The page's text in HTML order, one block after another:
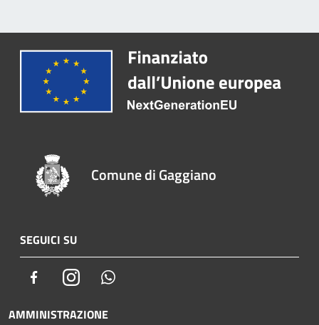
Comune di Gaggiano
SEGUICI SU
FacebookInstagram
AMMINISTRAZIONE